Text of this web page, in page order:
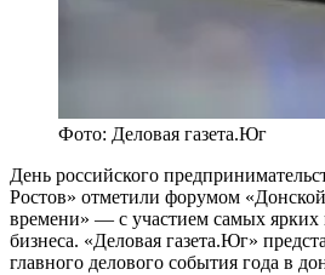
Фото: Деловая газета.Юг
День российского
Ростов» отметили форумом
времени» — с участием самых ярких
бизнеса. «Деловая газета.Юг»
главного делового события года в